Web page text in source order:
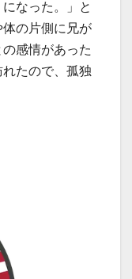
なった。」と
の片側に兄が
感情があった
たので、孤独